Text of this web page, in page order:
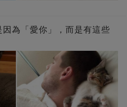
為「愛你」，而是有這些